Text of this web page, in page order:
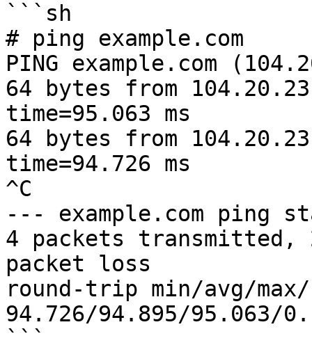
```sh
# ping example.com
PING example.com
64 bytes from
time=95.063 ms
64 bytes from
time=94.726 ms
^C
--- example.com ping
4 packets transmitted,
packet loss
round-trip min/avg/
94.726/94.895/95.063/
```